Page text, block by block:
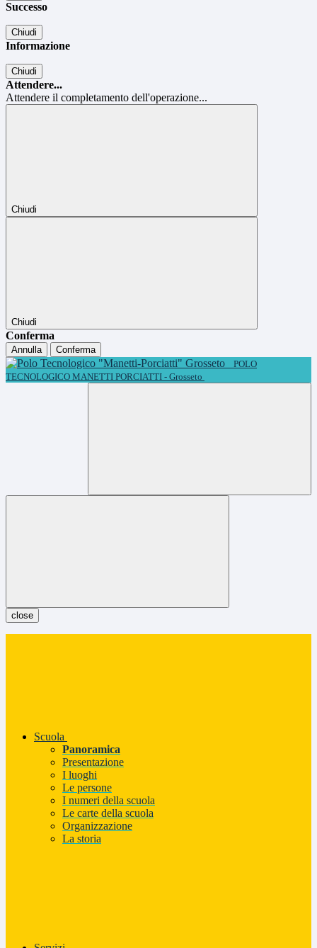
Successo
Chiudi
Informazione
Chiudi
Attendere...
Attendere il completamento dell'operazione...
Chiudi
Chiudi
Conferma
Annulla
Conferma
POLO
TECNOLOGICO MANETTI PORCIATTI - Grosseto
close
Scuola
Panoramica
Presentazione
I luoghi
Le persone
I numeri della scuola
Le carte della scuola
Organizzazione
La storia